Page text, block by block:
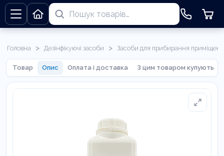
Головна > Дезінфікуючі засоби > Засоби для прибирання приміщень
Товар Опис Оплата і доставка З цим товаром купують